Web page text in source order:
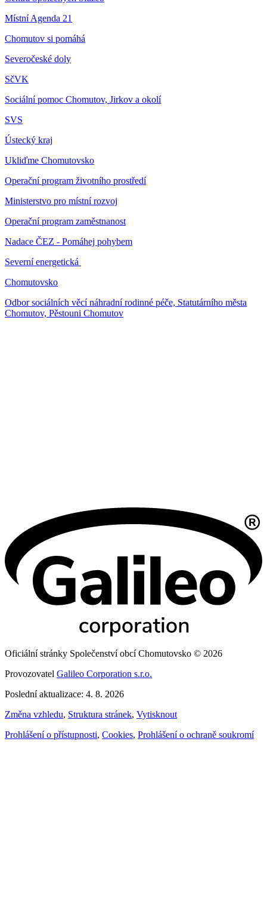
Místní Agenda 21
Chomutov si pomáhá
Severočeské doly
SčVK
Sociální pomoc Chomutov, Jirkov a okolí
SVS
Ústecký kraj
Ukliďme Chomutovsko
Operační program životního prostředí
Ministerstvo pro místní rozvoj
Operační program zaměstnanost
Nadace ČEZ - Pomáhej pohybem
Severní energetická
Chomutovsko
Odbor sociálních věcí náhradní rodinné péče, Statutárního města
Chomutov, Pěstouni Chomutov
Oficiální stránky Společenství obcí Chomutovsko © 2026
Provozovatel Galileo Corporation s.r.o.
Poslední aktualizace: 4. 8. 2026
Změna vzhledu, Struktura stránek, Vytisknout
Prohlášení o přístupnosti, Cookies, Prohlášení o ochraně soukromí